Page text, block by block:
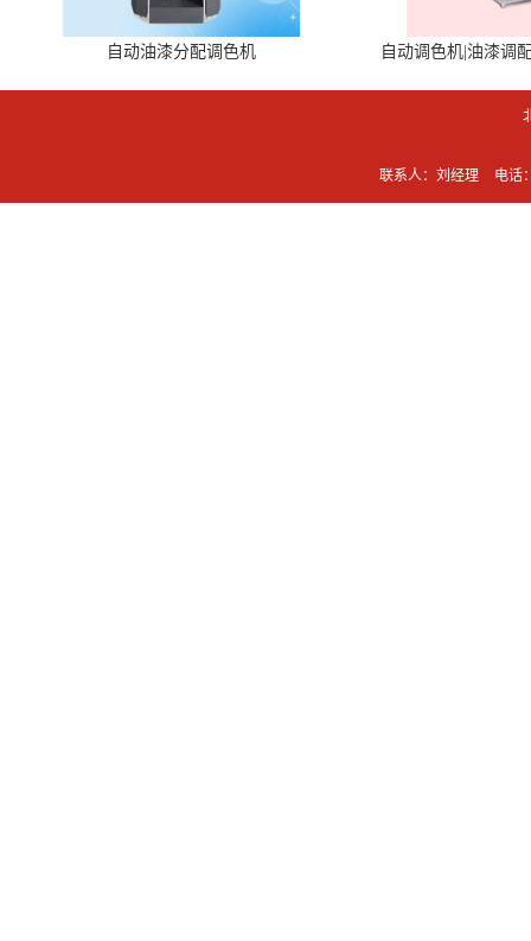
自动油漆分配调色机 自动调色机|油漆调
联系人：刘经理 电话